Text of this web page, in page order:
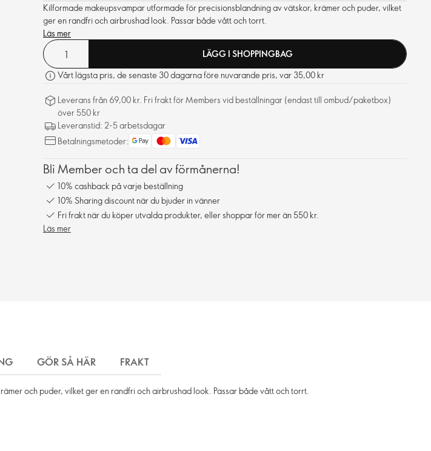
Kilformade makeupsvampar utformade för precisionsblandning av vätskor, krämer och puder, vilket
ger en randfri och airbrushad look. Passar både vått och torrt.
Läs mer
LÄGG I SHOPPINGBAG
Vårt lägsta pris, de senaste 30 dagarna före nuvarande pris, var 35,00 kr
Leverans från 69,00 kr. Fri frakt för Members vid beställningar (endast till ombud/paketbox)
över 550 kr
Leveranstid: 2-5 arbetsdagar
Betalningsmetoder:
Bli Member och ta del av förmånerna!
10% cashback på varje beställning
10% Sharing discount när du bjuder in vänner
Fri frakt när du köper utvalda produkter, eller shoppar för mer än 550 kr.
Läs mer
GÖR SÅ HÄR FRAKT
och puder, vilket ger en randfri och airbrushad look. Passar både vått och torrt.